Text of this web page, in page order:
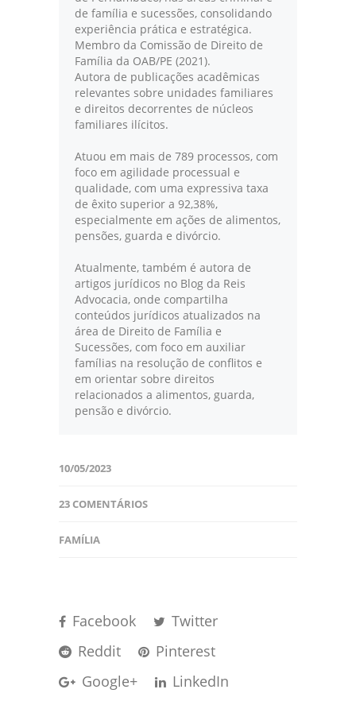
de família e sucessões, consolidando
experiência prática e estratégica.
Membro da Comissão de Direito de
Família da OAB/PE (2021).
Autora de publicações acadêmicas
relevantes sobre unidades familiares
e direitos decorrentes de núcleos
familiares ilícitos.
Atuou em mais de 789 processos, com
foco em agilidade processual e
qualidade, com uma expressiva taxa
de êxito superior a 92,38%,
especialmente em ações de alimentos,
pensões, guarda e divórcio.
Atualmente, também é autora de
artigos jurídicos no Blog da Reis
Advocacia, onde compartilha
conteúdos jurídicos atualizados na
área de Direito de Família e
Sucessões, com foco em auxiliar
famílias na resolução de conflitos e
em orientar sobre direitos
relacionados a alimentos, guarda,
pensão e divórcio.
10/05/2023
23 COMENTÁRIOS
FAMÍLIA
Facebook
Twitter
Reddit
Pinterest
Google+
LinkedIn